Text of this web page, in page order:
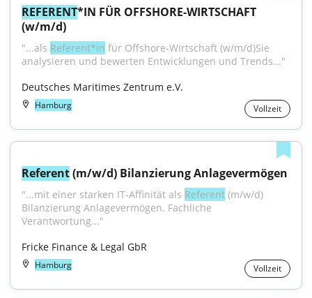
REFERENT*IN FÜR OFFSHORE-WIRTSCHAFT
(w/m/d)
"...als Referent*in für Offshore-Wirtschaft (w⁠/⁠m⁠/⁠d)Sie
analysieren und bewerten Entwicklungen und Trends..."
Deutsches Maritimes Zentrum e.V.
Hamburg Vollzeit
Referent (m/w/d) Bilanzierung Anlagevermögen
"...mit einer starken IT-Affinität als Referent (m/w/d)
Bilanzierung Anlagevermögen. Fachliche
Verantwortung..."
Fricke Finance & Legal GbR
Hamburg Vollzeit